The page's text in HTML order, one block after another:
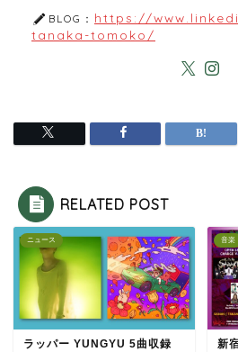
BLOG： https://
tanaka-tomoko/
RELATED POST
ニュース
ラッパー YUNGYU 5曲収録
音楽
新